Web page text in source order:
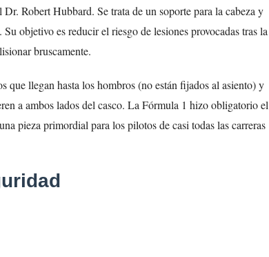
Robert Hubbard. Se trata de un soporte para la cabeza y
objetivo es reducir el riesgo de lesiones provocadas tras la
bruscamente.
que llegan hasta los hombros (no están fijados al asiento) y
a ambos lados del casco. La Fórmula 1 hizo obligatorio el
pieza primordial para los pilotos de casi todas las carreras